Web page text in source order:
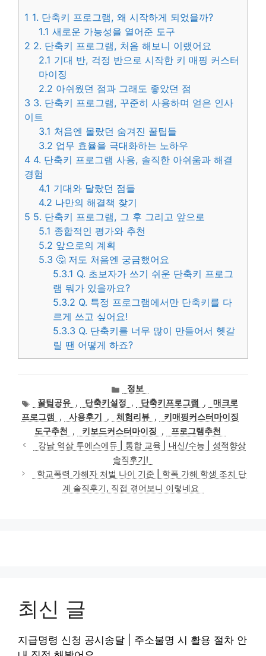
1 1. 단축키 프로그램, 왜 시작하게 되었을까?
1.1 새로운 가능성을 열어준 도구
2 2. 단축키 프로그램, 처음 해보니 이랬어요
2.1 기대 반, 걱정 반으로 시작한 키 매핑 커스터
마이징
2.2 아쉬웠던 점과 그래도 좋았던 점
3 3. 단축키 프로그램, 꾸준히 사용하며 얻은 인사
이트
3.1 처음엔 몰랐던 숨겨진 꿀팁들
3.2 업무 효율을 극대화하는 노하우
4 4. 단축키 프로그램 사용, 솔직한 아쉬움과 해결
경험
4.1 기대와 달랐던 점들
4.2 나만의 해결책 찾기
5 5. 단축키 프로그램, 그 후 그리고 앞으로
5.1 종합적인 평가와 추천
5.2 앞으로의 계획
5.3 🤔 저도 처음엔 궁금했어요
5.3.1 Q. 초보자가 쓰기 쉬운 단축키 프로그
램 뭐가 있을까요?
5.3.2 Q. 특정 프로그램에서만 단축키를 다
르게 쓰고 싶어요!
5.3.3 Q. 단축키를 너무 많이 만들어서 헷갈
릴 땐 어떻게 하죠?
카
테
고
리
정보
태
그
꿀팁공유 , 단축키설정 , 단축키프로그램 ,
매크로
프로그램
, 사용후기 , 체험리뷰 ,
키매핑커스터마이징
도구추천
, 키보드커스터마이징 ,
프로그램추천
강남 역삼 투에스에듀 | 통합 교육 | 내신/수능 | 성적향상
솔직후기!
학교폭력 가해자 처벌 나이 기준 | 학폭 가해 학생 조치 단
계 솔직후기, 직접 겪어보니 이렇네요
최신 글
지급명령 신청 공시송달 | 주소불명 시 활용 절차 안